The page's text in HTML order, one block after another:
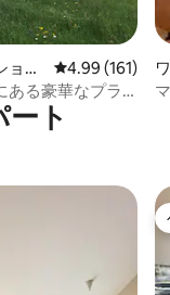
評価
ョ
レビュー161件
4.99 (161)
ある豪華なプラ
ト